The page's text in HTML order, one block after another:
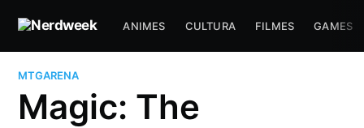
ANIMES CULTURA FILMES GAMES
MTGARENA
Magic: The